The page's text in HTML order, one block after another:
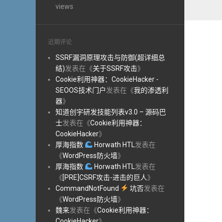
views
近期评论
SSRF漏洞原理攻击与防御(超详细总
结)发表在《关于SSRF攻击》
Cookie利用神器：CookieHacker -
SEOOS技术门户 发表在《我的渗透利
器》
知道创宇研发技能列表v3.0 – 源码巴
士发表在《Cookie利用神器：
CookieHacker》
厚海指数
Horwath HTL 发表在
《WordPress防火墙》
厚海指数
Horwath HTL 发表在
《[PRE]CSRF攻击-进击的巨人》
CommandNotFound
坑否发表在
《WordPress防火墙》
魏来发表在《Cookie利用神器：